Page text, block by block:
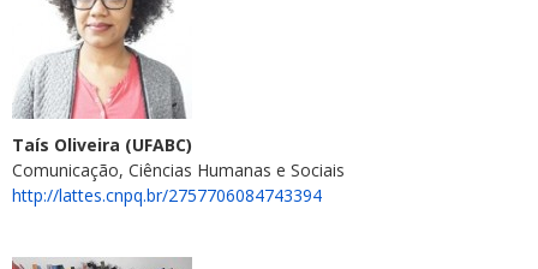
Taís Oliveira (UFABC)
Comunicação, Ciências Humanas e Sociais
http://lattes.cnpq.br/2757706084743394